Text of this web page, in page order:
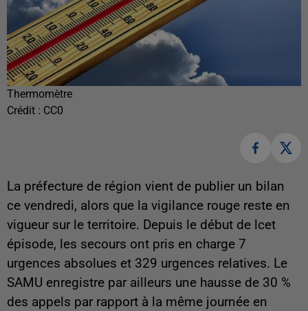
Thermomètre
Crédit : CC0
La préfecture de région vient de publier un bilan
ce vendredi, alors que la vigilance rouge reste en
vigueur sur le territoire. Depuis le début de lcet
épisode, les secours ont pris en charge 7
urgences absolues et 329 urgences relatives. Le
SAMU enregistre par ailleurs une hausse de 30 %
des appels par rapport à la même journée en